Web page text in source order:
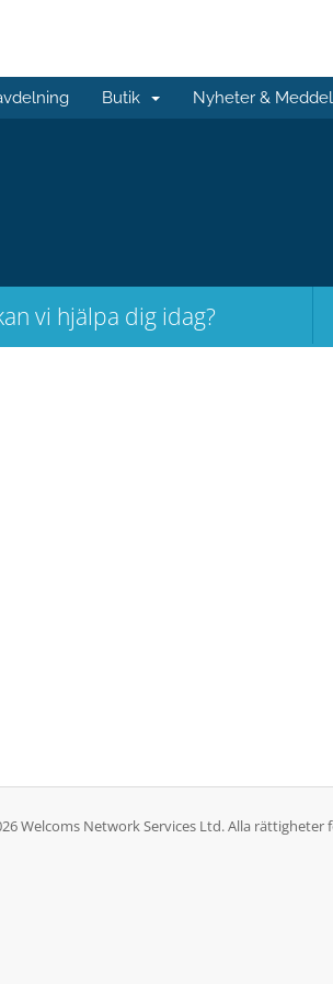
Butik Nyheter &
vi hjälpa dig idag?
Welcoms Network Services Ltd. Alla rättigheter